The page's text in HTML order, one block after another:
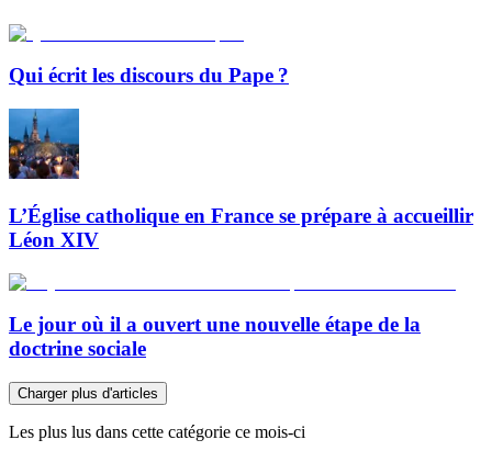
Qui écrit les discours du Pape ?
L’Église catholique en France se prépare à accueillir
Léon XIV
Le jour où il a ouvert une nouvelle étape de la
doctrine sociale
Charger plus d'articles
Les plus lus dans cette catégorie ce mois-ci